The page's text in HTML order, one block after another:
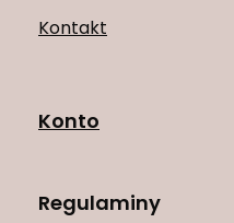
Kontakt
Konto
Regulaminy